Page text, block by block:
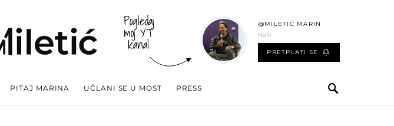
Pogledaj
moj YT
kanal
@MILETIĆ MARIN
NaN
PRETPLATI SE
PITAJ MARINA UČLANI SE U MOST PRESS